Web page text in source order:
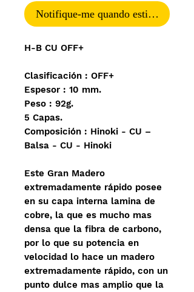
Notifique-me quando estiver
H-B CU OFF+
Clasificación : OFF+
Espesor : 10 mm.
Peso : 92g.
5 Capas.
Composición : Hinoki - CU –
Balsa - CU - Hinoki
Este Gran Madero
extremadamente rápido posee
en su capa interna lamina de
cobre, la que es mucho mas
densa que la fibra de carbono,
por lo que su potencia en
velocidad lo hace un madero
extremadamente rápido, con un
punto dulce mas amplio que la